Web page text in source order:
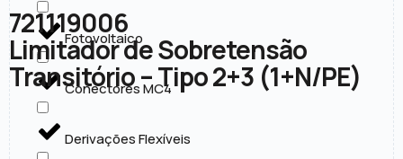
Fotovoltaico
Conectores MC4
Derivações Flexíveis
721119006
Limitador de Sobretensão
Transitório – Tipo 2+3 (1+N/PE)